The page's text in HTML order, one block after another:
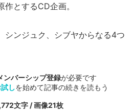
とするCD企画。
シンジュク、シブヤからなる4つ
ンバーシップ登録が必要です
しを始めて記事の続きを読もう
文字 / 画像21枚